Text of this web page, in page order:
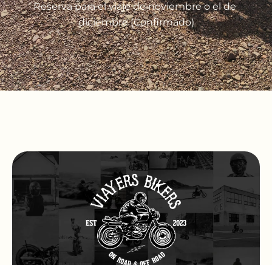
Reserva para el viaje de noviembre o el de
diciembre (Confirmado)